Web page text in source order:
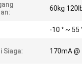
60kg
-10 ° ~ 55
Siaga: 170mA @